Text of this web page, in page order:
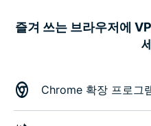
즐겨 쓰는 브라우저에
Chrome 확장 프로그